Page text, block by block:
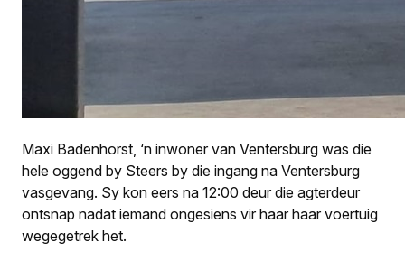
Maxi Badenhorst, ‘n inwoner van Ventersburg was die
hele oggend by Steers by die ingang na Ventersburg
vasgevang. Sy kon eers na 12:00 deur die agterdeur
ontsnap nadat iemand ongesiens vir haar haar voertuig
wegegetrek het.